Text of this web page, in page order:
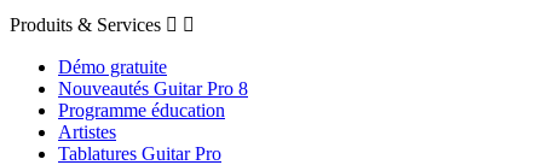
Produits & Services  
Démo gratuite
Nouveautés Guitar Pro 8
Programme éducation
Artistes
Tablatures Guitar Pro